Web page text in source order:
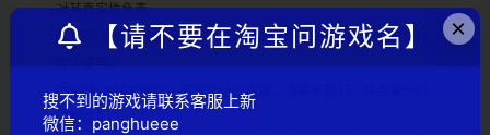
对其真实性负责。
②若您需要商业运营或用于其他商业活动，请您购买正版授权并
合法使用。
③如果本站有侵犯、不妥之处的资源，请联系我们。将会第一时
间解决！
×
【请不要在淘宝问游戏名】
搜不到的游戏请联系客服上新
微信：panghueee